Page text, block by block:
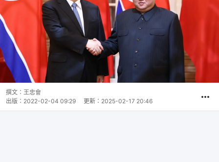
撰文： 王忠會
出版： 2022-02-04 09:29 更新： 2025-02-17 20:46